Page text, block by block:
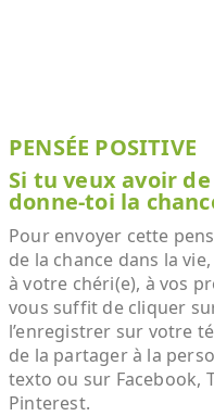
PENSÉE POSITIVE
Si tu veux avoir
donne-toi la
Pour envoyer cette
de la chance dans la
à votre chéri(e), à vos
vous suffit de cliquer
l’enregistrer sur votre
de la partager à la
texto ou sur Facebook,
Pinterest.